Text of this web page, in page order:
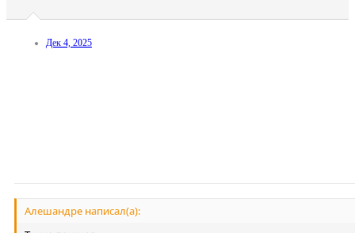
Дек 4, 2025
Алешандре написал(а):